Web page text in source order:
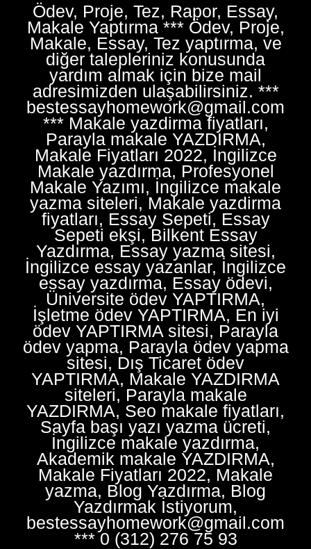
Ödev, Proje, Tez, Rapor, Essay,
Makale Yaptırma *** Ödev, Proje,
Makale, Essay, Tez yaptırma, ve
diğer talepleriniz konusunda
yardım almak için bize mail
adresimizden ulaşabilirsiniz. ***
bestessayhomework@gmail.com
*** Makale yazdirma fiyatları,
Parayla makale YAZDIRMA,
Makale Fiyatları 2022, İngilizce
Makale yazdırma, Profesyonel
Makale Yazımı, İngilizce makale
yazma siteleri, Makale yazdirma
fiyatları, Essay Sepeti, Essay
Sepeti ekşi, Bilkent Essay
Yazdırma, Essay yazma sitesi,
İngilizce essay yazanlar, İngilizce
essay yazdırma, Essay ödevi,
Üniversite ödev YAPTIRMA,
İşletme ödev YAPTIRMA, En iyi
ödev YAPTIRMA sitesi, Parayla
ödev yapma, Parayla ödev yapma
sitesi, Dış Ticaret ödev
YAPTIRMA, Makale YAZDIRMA
siteleri, Parayla makale
YAZDIRMA, Seo makale fiyatları,
Sayfa başı yazı yazma ücreti,
İngilizce makale yazdırma,
Akademik makale YAZDIRMA,
Makale Fiyatları 2022, Makale
yazma, Blog Yazdırma, Blog
Yazdırmak İstiyorum,
bestessayhomework@gmail.com
*** 0 (312) 276 75 93